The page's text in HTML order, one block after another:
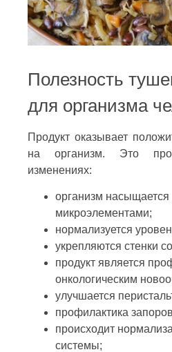
Полезность
для организма
Продукт оказывает
на организм. Это
изменениях:
организм
микроэлементами;
нормализуется
укрепляются стенки
продукт является
онкологическим
улучшается
профилактика
происходит
системы;